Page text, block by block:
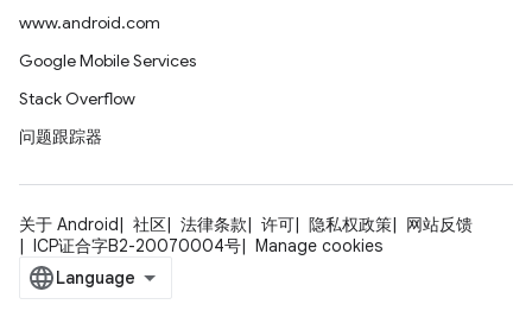
www.android.com
Google Mobile Services
Stack Overflow
问题跟踪器
关于 Android 社区 法律条款 许可 隐私权政策
网站反馈
ICP证合字B2-20070004号
Manage cookies